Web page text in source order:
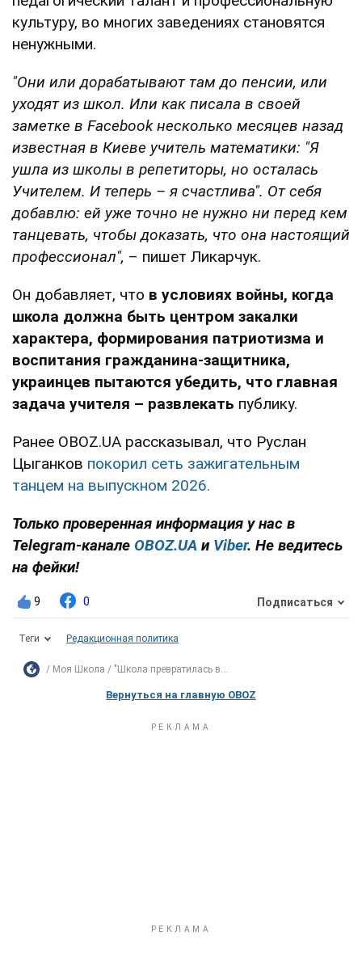
культуру, во многих заведениях становятся
ненужными.
"Они или дорабатывают там до пенсии, или
уходят из школ. Или как писала в своей
заметке в Facebook несколько месяцев назад
известная в Киеве учитель математики: "Я
ушла из школы в репетиторы, но осталась
Учителем. И теперь – я счастлива". От себя
добавлю: ей уже точно не нужно ни перед кем
танцевать, чтобы доказать, что она настоящий
профессионал", – пишет Ликарчук.
Он добавляет, что в условиях войны, когда
школа должна быть центром закалки
характера, формирования патриотизма и
воспитания гражданина-защитника,
украинцев пытаются убедить, что главная
задача учителя – развлекать публику.
Ранее OBOZ.UA рассказывал, что Руслан
Цыганков покорил сеть зажигательным
танцем на выпускном 2026.
Только проверенная информация у нас в
Telegram-канале OBOZ.UA и Viber. Не ведитесь
на фейки!
9 0 Подписаться
Теги Редакционная политика
Моя Школа "Школа превратилась в...
Вернуться на главную OBOZ